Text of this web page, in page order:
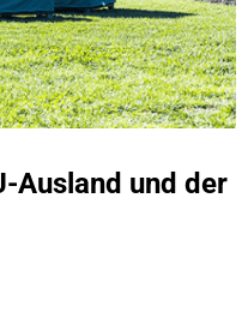
Ausland und der